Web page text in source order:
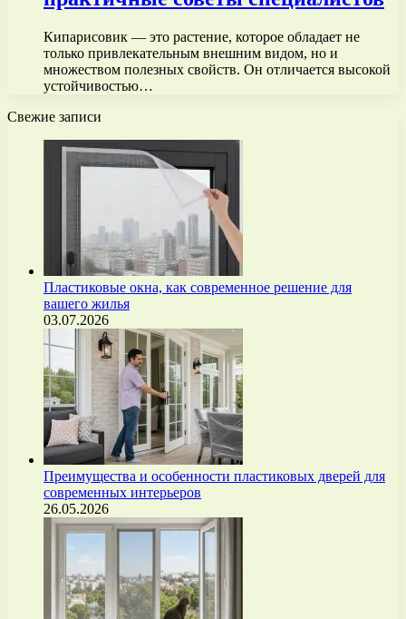
Кипарисовик — это растение, которое обладает не
только привлекательным внешним видом, но и
множеством полезных свойств. Он отличается высокой
устойчивостью…
Свежие записи
Пластиковые окна, как современное решение для
вашего жилья
03.07.2026
Преимущества и особенности пластиковых дверей для
современных интерьеров
26.05.2026